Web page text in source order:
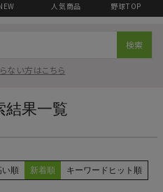
人気商品 野球TOP
検索
ない方はこちら
結果一覧
い順 新着順 キーワードヒット順